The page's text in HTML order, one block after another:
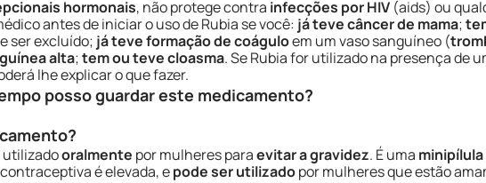
hormonais, não protege contra infecções por HIV (aids) ou
antes de iniciar o uso de Rubia se você: já teve câncer de mama;
ser excluído; já teve formação de coáguloem um vaso sanguíneo (
alta;tem ou teve cloasma. Se Rubia for utilizado na presença de
lhe explicar o que fazer.
posso guardar este medicamento?
utilizadooralmente por mulheres paraevitar a gravidez. É uma minipílula
é elevada, epode ser utilizadopor mulheres que estão